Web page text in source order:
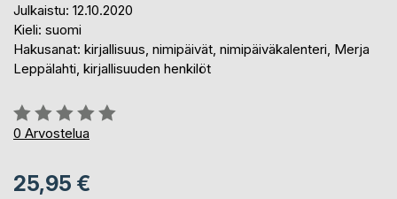
Julkaistu: 12.10.2020
Kieli: suomi
Hakusanat: kirjallisuus, nimipäivät, nimipäiväkalenteri, Merja
Leppälahti, kirjallisuuden henkilöt
Arvostelu::
0%
0 Arvostelua
25,95 €